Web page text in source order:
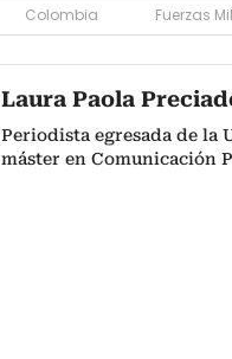
Colombia Fuerzas
Laura Paola
Periodista egresada de la
máster en Comunicación